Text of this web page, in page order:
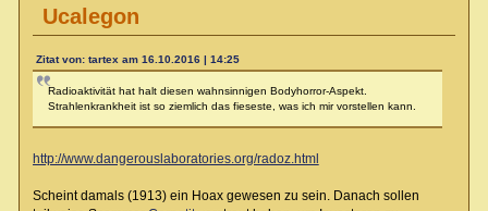
Ucalegon
Zitat von: tartex am 16.10.2016 | 14:25
Radioaktivität hat halt diesen wahnsinnigen Bodyhorror-Aspekt.
Strahlenkrankheit ist so ziemlich das fieseste, was ich mir vorstellen kann.
http://www.dangerouslaboratories.org/radoz.html
Scheint damals (1913) ein Hoax gewesen zu sein. Danach sollen